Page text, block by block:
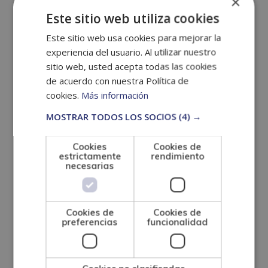
Protección jurídica del menor.
Derechos y atención al menor.
Responsabilidad penal de los menores.
Maltrato infantil.
Delincuencia infantil y juvenil.
Menores extranjeros.
Menores y consumo de drogas.
Medidas de protección de menores.
Introducción a los servicios sociales.
Evolución histórica de los servicios sociales en
España.
Este sitio web utiliza cookies
Este sitio web usa cookies para mejorar la
experiencia del usuario. Al utilizar nuestro
sitio web, usted acepta todas las cookies
de acuerdo con nuestra Política de
cookies. Más información
MOSTRAR TODOS LOS SOCIOS (4) →
Cookies
estrictamente
necesarias
Cookies de
rendimiento
Cookies de
preferencias
Cookies de
funcionalidad